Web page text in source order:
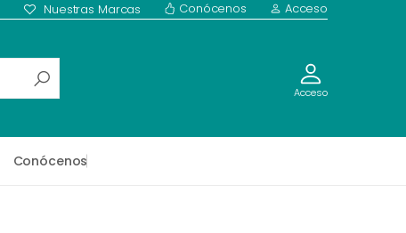
Nuestras Marcas Conócenos Acceso
Acceso
Conócenos